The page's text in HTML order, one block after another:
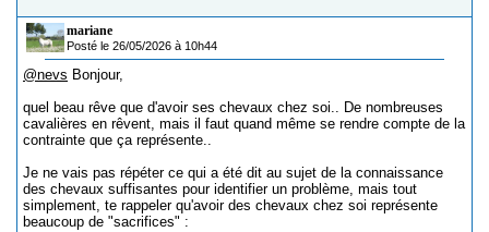
mariane
Posté le 26/05/2026 à 10h44
@nevs Bonjour,
quel beau rêve que d'avoir ses chevaux chez soi.. De nombreuses
cavalières en rêvent, mais il faut quand même se rendre compte de la
contrainte que ça représente..
Je ne vais pas répéter ce qui a été dit au sujet de la connaissance
des chevaux suffisantes pour identifier un problème, mais tout
simplement, te rappeler qu'avoir des chevaux chez soi représente
beaucoup de "sacrifices" :